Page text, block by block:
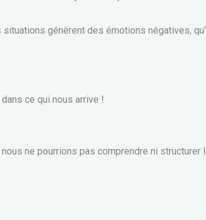
génèrent des émotions négatives,
ce qui nous arrive !
ne pourrions pas comprendre ni